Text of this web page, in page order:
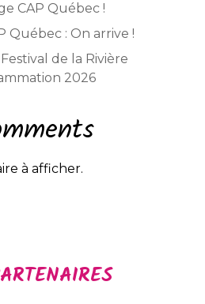
CAP Québec !
Québec : On arrive !
de la Rivière
2026
à afficher.